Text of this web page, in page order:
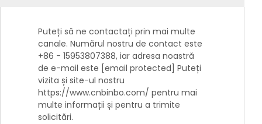
Puteți să ne contactați prin mai multe
canale. Numărul nostru de contact este
+86 - 15953807388, iar adresa noastră
de e-mail este [email protected] Puteți
vizita și site-ul nostru
https://www.cnbinbo.com/ pentru mai
multe informații și pentru a trimite
solicitări.